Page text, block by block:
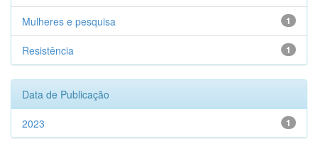
1
Mulheres e pesquisa
1
Resistência
Data de Publicação
1
2023